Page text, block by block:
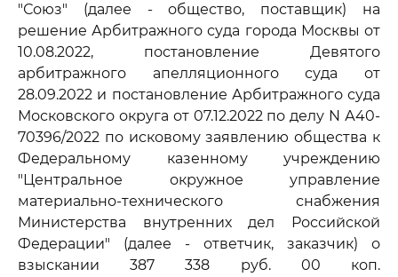
"Союз" (далее - общество, поставщик) на
решение Арбитражного суда города Москвы от
10.08.2022, постановление Девятого
арбитражного апелляционного суда от
28.09.2022 и постановление Арбитражного суда
Московского округа от 07.12.2022 по делу N А40-
70396/2022 по исковому заявлению общества к
Федеральному казенному учреждению
"Центральное окружное управление
материально-технического снабжения
Министерства внутренних дел Российской
Федерации" (далее - ответчик, заказчик) о
взыскании 387 338 руб. 00 коп.